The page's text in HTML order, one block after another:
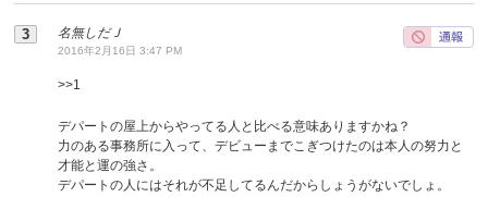
名無しだＪ
2016年2月16日 3:47 PM
>>1
デパートの屋上からやってる人と比べる意味ありますかね？
力のある事務所に入って、デビューまでこぎつけたのは本人の努力と
才能と運の強さ。
デパートの人にはそれが不足してるんだからしょうがないでしょ。